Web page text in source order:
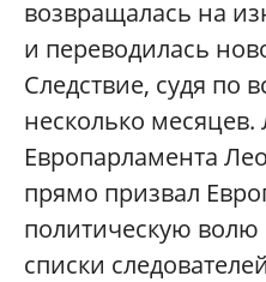
возвращалась на
и переводилась
Следствие, судя по
несколько месяцев.
Европарламента
прямо призвал
политическую волю
списки